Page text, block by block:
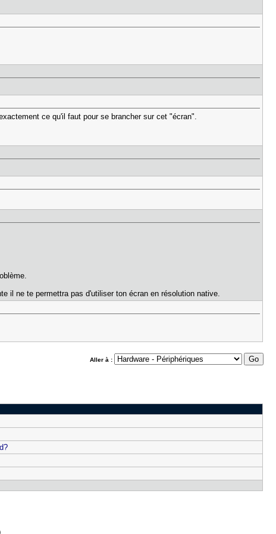
ce qu'il faut pour se brancher sur cet "écran".
il ne te permettra pas d'utiliser ton écran en résolution native.
Aller à :